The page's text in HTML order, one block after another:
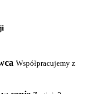
Współpracujemy z